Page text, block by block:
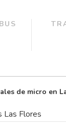
de micro en
Las Flores